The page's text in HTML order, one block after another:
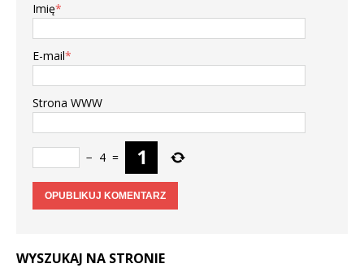
Imię*
E-mail*
Strona WWW
− 4 =
WYSZUKAJ NA STRONIE